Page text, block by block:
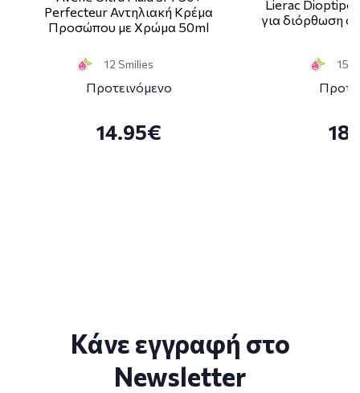
Perfecteur Αντηλιακή Κρέμα
Προσώπου με Χρώμα 50ml
12 Smilies
Προτεινόμενο
14.95€
Lierac
για διόρθωση
15
Κάνε εγγραφή στο
Newsletter